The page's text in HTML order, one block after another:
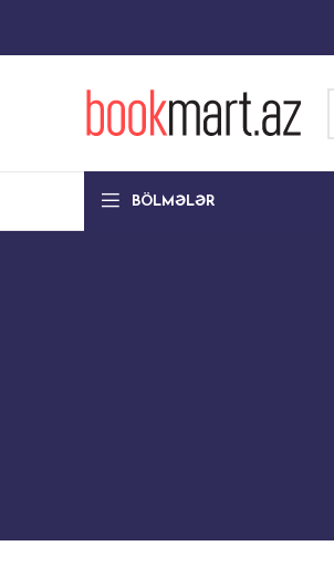
BÖLMƏLƏR